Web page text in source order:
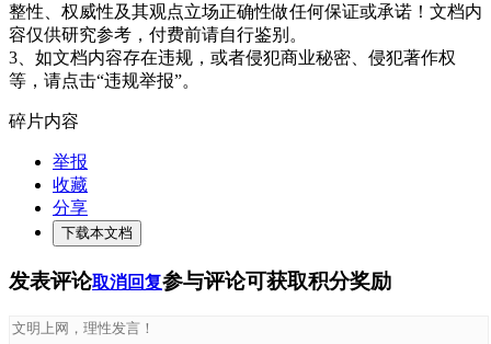
整性、权威性及其观点立场正确性做任何保证或承诺！文档内
容仅供研究参考，付费前请自行鉴别。
3、如文档内容存在违规，或者侵犯商业秘密、侵犯著作权
等，请点击“违规举报”。
碎片内容
举报
收藏
分享
下载本文档
发表评论取消回复参与评论可获取积分奖励